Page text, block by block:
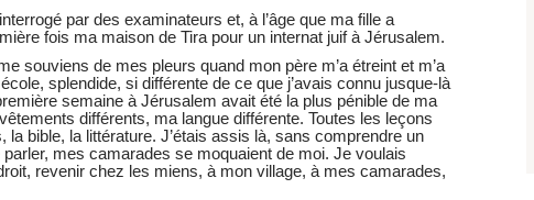
par des examinateurs et, à l’âge que ma fille a
fois ma maison de Tira pour un internat juif à Jérusalem.
souviens de mes pleurs quand mon père m’a étreint et m’a
splendide, si différente de ce que j’avais connu jusque-là
semaine à Jérusalem avait été la plus pénible de ma
différents, ma langue différente. Toutes les leçons
la bible, la littérature. J’étais assis là, sans comprendre un
mes camarades se moquaient de moi. Je voulais
revenir chez les miens, à mon village, à mes camarades,